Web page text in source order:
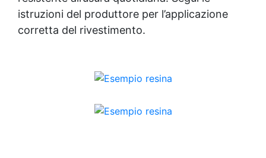
istruzioni del produttore per l’applicazione
corretta del rivestimento.